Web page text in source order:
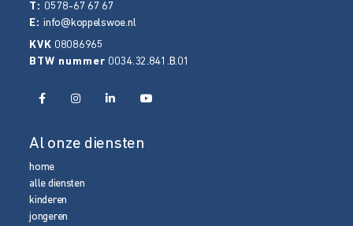
T: 0578-67 67 67
E:info@koppelswoe.nl
KVK 08086965
BTW nummer 0034.32.841.B.01
Al onze diensten
home
alle diensten
kinderen
jongeren